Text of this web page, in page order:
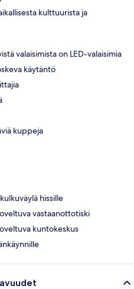
kulttuurista ja
valaisimista on LED-valaisimia
käytäntö
kuppeja
hissille
vastaanottotiski
kuntokeskus